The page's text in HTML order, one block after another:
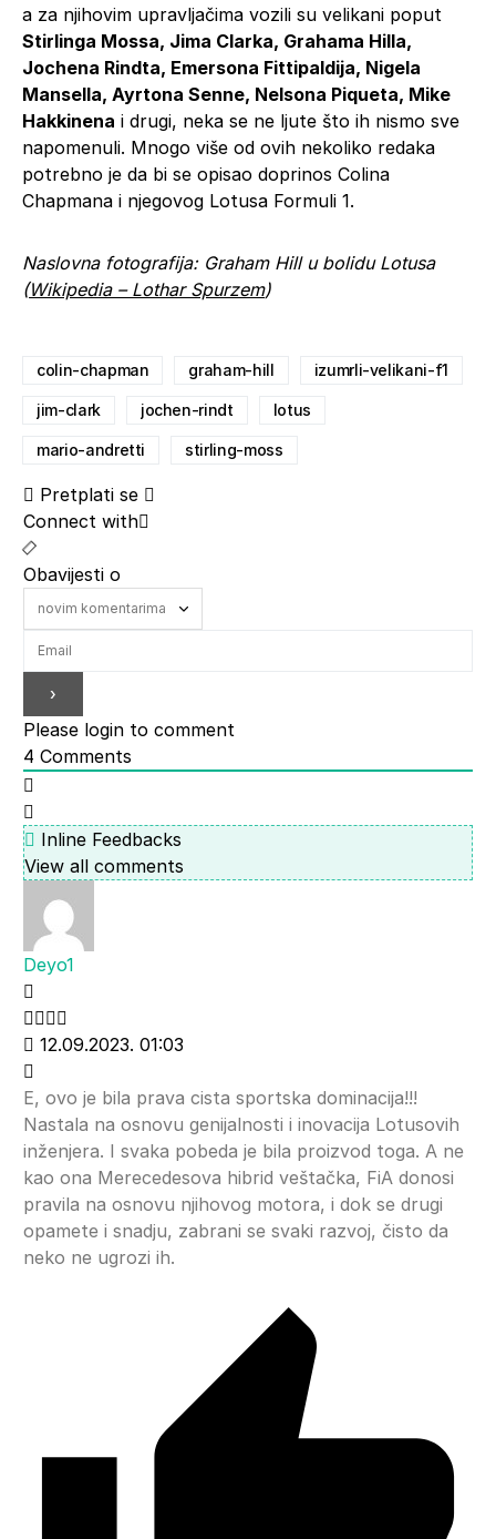
a za njihovim upravljačima vozili su velikani poput
Stirlinga Mossa, Jima Clarka, Grahama Hilla,
Jochena Rindta, Emersona Fittipaldija, Nigela
Mansella, Ayrtona Senne, Nelsona Piqueta, Mike
Hakkinena i drugi, neka se ne ljute što ih nismo sve
napomenuli. Mnogo više od ovih nekoliko redaka
potrebno je da bi se opisao doprinos Colina
Chapmana i njegovog Lotusa Formuli 1.
Naslovna fotografija: Graham Hill u bolidu Lotusa
(Wikipedia – Lothar Spurzem)
colin-chapman graham-hill izumrli-velikani-f1
jim-clark jochen-rindt lotus
mario-andretti stirling-moss
Pretplati se
Connect with
Obavijesti o
Please login to comment
4 Comments
Inline Feedbacks
View all comments
Deyo1
12.09.2023. 01:03
E, ovo je bila prava cista sportska dominacija!!!
Nastala na osnovu genijalnosti i inovacija Lotusovih
inženjera. I svaka pobeda je bila proizvod toga. A ne
kao ona Merecedesova hibrid veštačka, FiA donosi
pravila na osnovu njihovog motora, i dok se drugi
opamete i snadju, zabrani se svaki razvoj, čisto da
neko ne ugrozi ih.